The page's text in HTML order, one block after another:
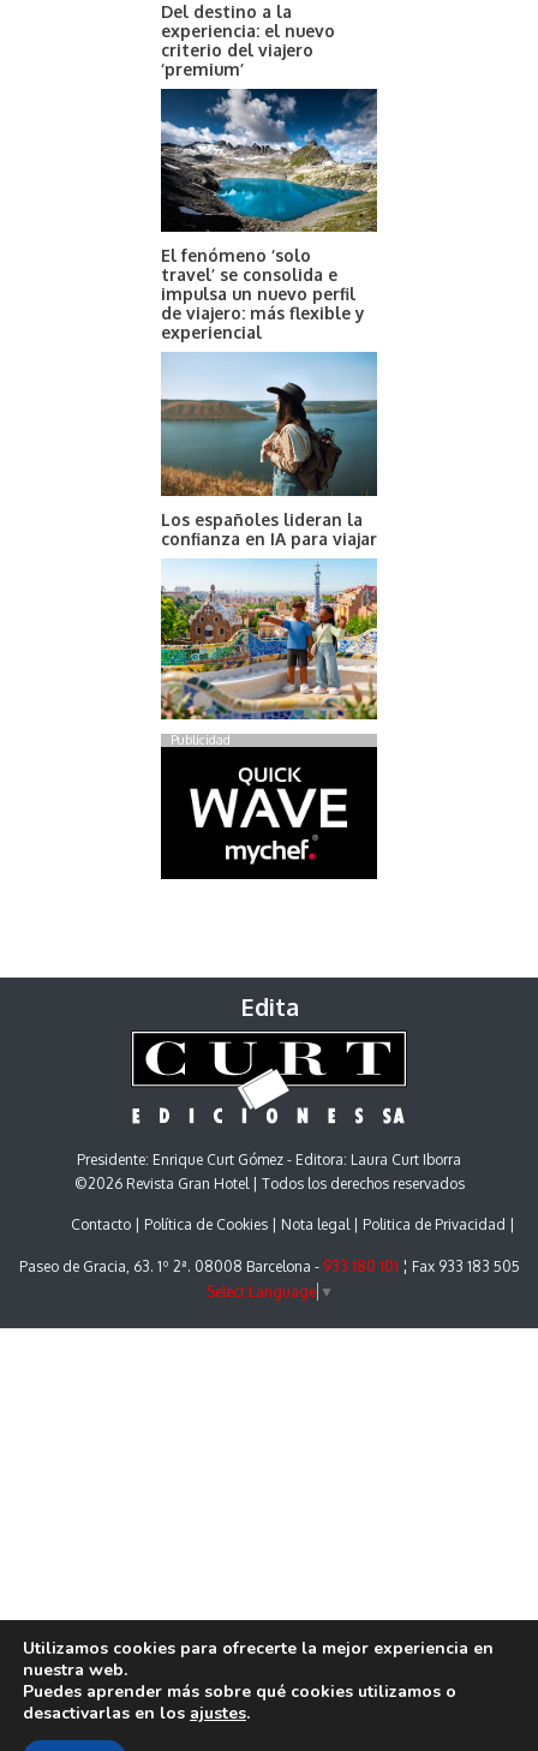
Del destino a la
experiencia: el nuevo
criterio del viajero
‘premium’
El fenómeno ‘solo
travel’ se consolida e
impulsa un nuevo perfil
de viajero: más flexible y
experiencial
Los españoles lideran la
confianza en IA para viajar
Publicidad
Edita
Presidente: Enrique Curt Gómez - Editora: Laura Curt Iborra
©2026 Revista Gran Hotel | Todos los derechos reservados
Contacto Política de Cookies Nota legal Politica de Privacidad
Paseo de Gracia, 63. 1º 2ª. 08008 Barcelona - 933 180 101 ¦ Fax 933 183 505
Select Language ▼
Utilizamos cookies para ofrecerte la mejor experiencia en
nuestra web.
Puedes aprender más sobre qué cookies utilizamos o
desactivarlas en los ajustes.